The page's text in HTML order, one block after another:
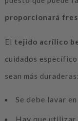
proporcionará
El tejido acrílico
cuidados
sean más duraderas:
Se debe lavar
Hay que utilizar